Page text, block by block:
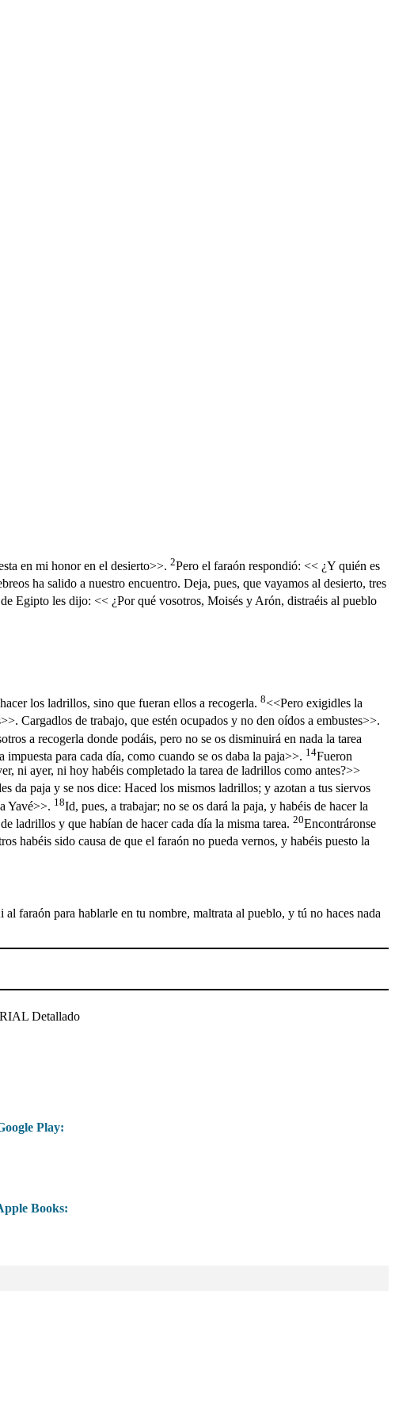
en mi honor en el desierto>>. 2Pero el faraón respondió: << ¿Y quién es
ha salido a nuestro encuentro. Deja, pues, que vayamos al desierto, tres
Egipto les dijo: << ¿Por qué vosotros, Moisés y Arón, distraéis al pueblo
los ladrillos, sino que fueran ellos a recogerla. 8<<Pero exigidles la
Cargadlos de trabajo, que estén ocupados y no den oídos a embustes>>.
a recogerla donde podáis, pero no se os disminuirá en nada la tarea
para cada día, como cuando se os daba la paja>>. 14Fueron
ni ayer, ni hoy habéis completado la tarea de ladrillos como antes?>>
da paja y se nos dice: Haced los mismos ladrillos; y azotan a tus siervos
Yavé>>. 18Id, pues, a trabajar; no se os dará la paja, y habéis de hacer la
ladrillos y que habían de hacer cada día la misma tarea. 20Encontráronse
habéis sido causa de que el faraón no pueda vernos, y habéis puesto la
al faraón para hablarle en tu nombre, maltrata al pueblo, y tú no haces nada
Detallado
Play:
Books: